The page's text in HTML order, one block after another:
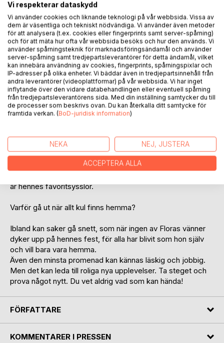
BESKRIVNING
Med sina färgglada och engagerande illustrationer tar
boken med läsaren på en spännande resa.
En fin prinsessklänning som glittrar, mötet med en läskig
hund och att våga sig ut på nya äventyr fångar
uppmärksamheten för en fin bokläsning tillsammans.
Samhället i FLORA är inspirerat av en svensk idyll i Örebro
kommun.
Hänga hemma är verkligen skönt och Flora älskar att vara
är hennes favoritsysslor.
Varför gå ut när allt kul finns hemma?
Ibland kan saker gå snett, som när ingen av Floras vänner
dyker upp på hennes fest, för alla har blivit som hon själv
och vill bara vara hemma.
Även den minsta promenad kan kännas läskig och jobbig.
Men det kan leda till roliga nya upplevelser. Ta steget och
prova något nytt. Du vet aldrig vad som kan hända!
FÖRFATTARE
KOMMENTARER I PRESSEN
Vi respekterar dataskydd
Vi använder cookies och liknande teknologi på vår webbsida. Vissa av
dem är väsentliga och tekniskt nödvändiga. Vi använder även metoder
för att analysera (t.ex. cookies eller fingerprints samt server-spårning)
och för att mäta hur ofta vår webbsida besöks och hur den används. Vi
använder spårningsteknik för marknadsföringsändamål och använder
server-spårning samt tredjepartsleverantörer för detta ändamål, vilket
kan innebära användning av cookies, fingerprints, spårningspixlar och
IP-adresser på olika enheter. Vi bäddar även in tredjepartsinnehåll från
andra leverantörer (videoplattformar) på vår webbsida. Vi har inget
inflytande över den vidare databehandlingen eller eventuell spårning
från tredjepartsleverantörens sida. Med din inställning samtycker du till
de processer som beskrivs ovan. Du kan återkalla ditt samtycke för
framtida verkan. (BoD-juridisk information)
NEKA NEJ, JUSTERA
ACCEPTERA ALLA